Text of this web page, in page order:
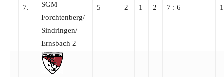
7.
SGM
Forchtenberg/​
Sindringen/​
Ernsbach 2
5 2 1 2 7 : 6 1